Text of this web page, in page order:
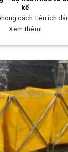
kế
cách tiện ích
Xem thêm!